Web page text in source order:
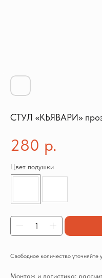
СТУЛ «КЬЯВАРИ»
280 р.
Цвет подушки
Свободное количество
Монтаж и логистика: